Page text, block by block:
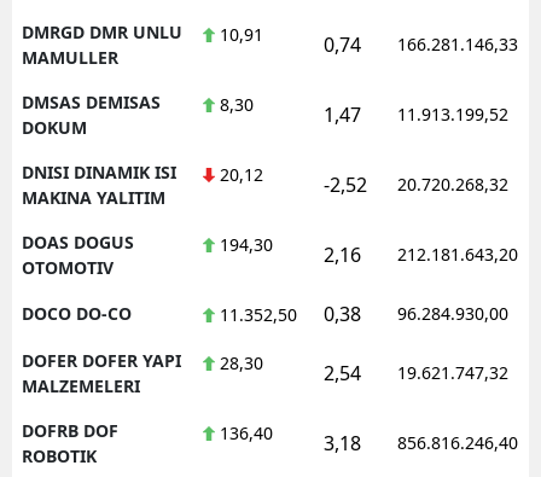
DMRGD DMR UNLU
MAMULLER
10,91 0,74 166.281.146,33
DMSAS DEMISAS
DOKUM
8,30 1,47 11.913.199,52
DNISI DINAMIK ISI
MAKINA YALITIM
20,12 -2,52 20.720.268,32
DOAS DOGUS
OTOMOTIV
194,30 2,16 212.181.643,20
DOCO DO-CO 11.352,50 0,38 96.284.930,00
DOFER DOFER YAPI
MALZEMELERI
28,30 2,54 19.621.747,32
DOFRB DOF
ROBOTIK
136,40 3,18 856.816.246,40